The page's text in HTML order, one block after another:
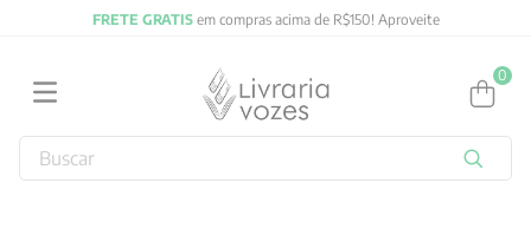
FRETE GRATISem compras acima de R$150! Aproveite
0
Buscar